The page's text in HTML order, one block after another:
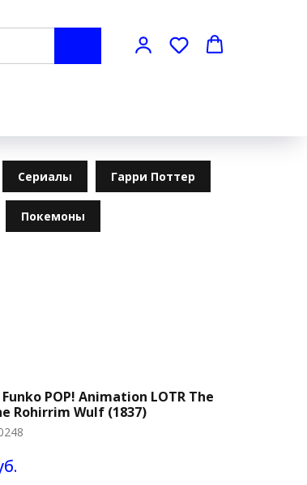
Сериалы Гарри Поттер
Покемоны
POP! Animation LOTR The
Rohirrim Wulf (1837)